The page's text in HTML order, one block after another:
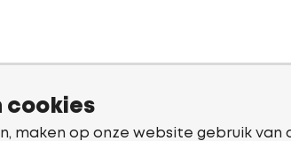
cookies
maken op onze website gebruik van